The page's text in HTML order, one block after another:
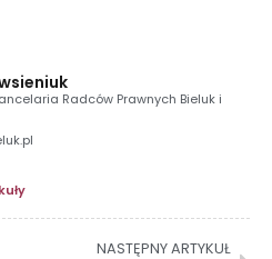
Radców Prawnych Bieluk i
NASTĘPNY ARTYKUŁ